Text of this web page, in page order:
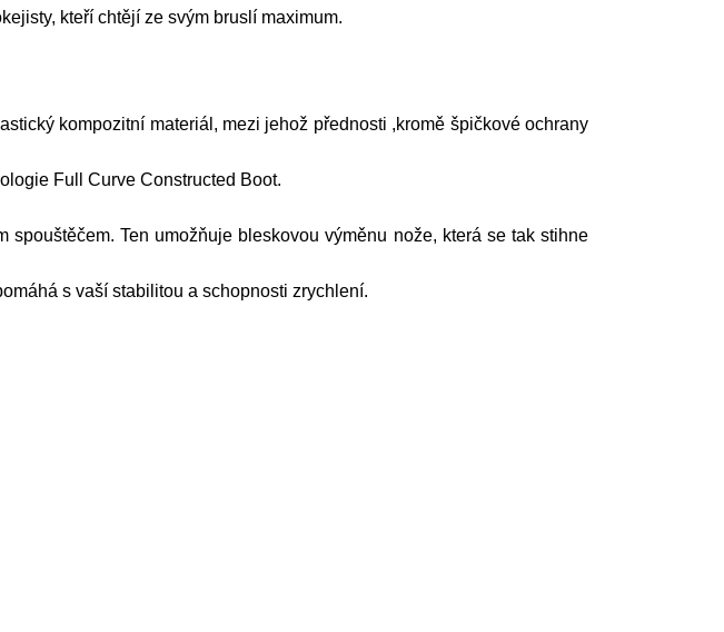
kteří chtějí ze svým bruslí maximum.
kompozitní materiál, mezi jehož přednosti ,kromě špičkové ochrany
Full Curve Constructed Boot.
Ten umožňuje bleskovou výměnu nože, která se tak stihne
s vaší stabilitou a schopnosti zrychlení.